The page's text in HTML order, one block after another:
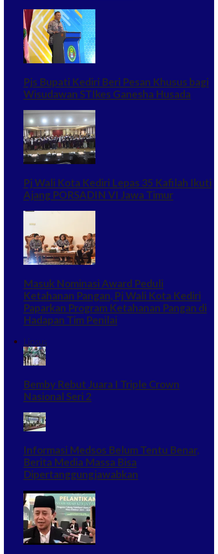
Pjs Bupati Kediri Beri Pesan Khusus bagi
Wisudawan STIkes Ganesha Husada
Pj Wali Kota Kediri Lepas 35 Kafilah Ikuti
Ajang PORSADIN VI Jawa Timur
Masuk Nominasi Award Peduli
Ketahanan Pangan, Pj Wali Kota Kediri
Paparkan Program Ketahanan Pangan di
Hadapan Tim Penilai
Lipsus
Bemby Rebut Juara I Triple Crown
Nasional Seri 2
Informasi Medsos Belum Tentu Benar,
Berita Media Massa Bisa
Dipertanggungjawabkan